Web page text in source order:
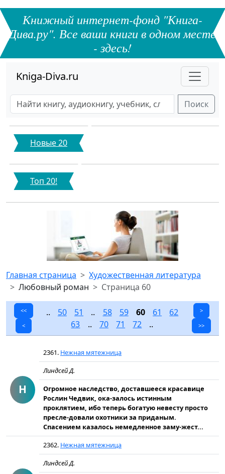
Книжный интернет-фонд "Книга-
Дива.ру". Все ваши книги в одном месте
- здесь!
Kniga-Diva.ru
Поиск
Новые 20
Топ 20!
Главная страница
Художественная литература
Любовный роман
Страница 60
<<
<
.. 50 51 .. 58 59 60 61
62
63 .. 70 71 72 ..
>
>>
Н
2361. Нежная мятежница
Линдсей Д.
Огромное наследство, доставшееся красавице
Рослин Чедвик, ока-залось истинным
проклятием, ибо теперь богатую невесту просто
пресле-довали охотники за приданым.
Спасением казалось немедленное заму-жест...
2362. Нежная мятежница
Линдсей Д.